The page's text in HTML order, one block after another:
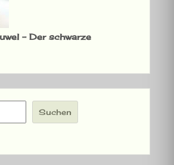
– Der schwarze
Suchen